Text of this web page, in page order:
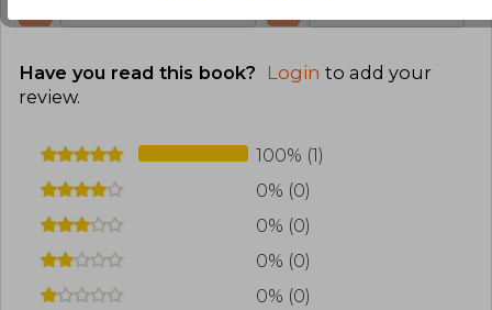
"ALL YOU NEED IS KILL", Obata colabora con el
escolares" antes de volver a trabajar con Ohba
en su nuevo trabajo, "Platinum End".
Have you read this book? Login to add your
review.
100% (1)
0% (0)
0% (0)
0% (0)
0% (0)